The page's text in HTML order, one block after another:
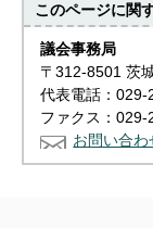
このページに関
議会事務局
〒312-8501 茨
代表電話：
ファクス：029-
お問い合わ